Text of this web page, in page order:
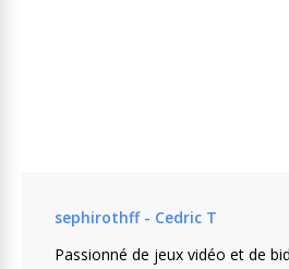
sephirothff - Cedric T
Passionné de jeux vidéo et de